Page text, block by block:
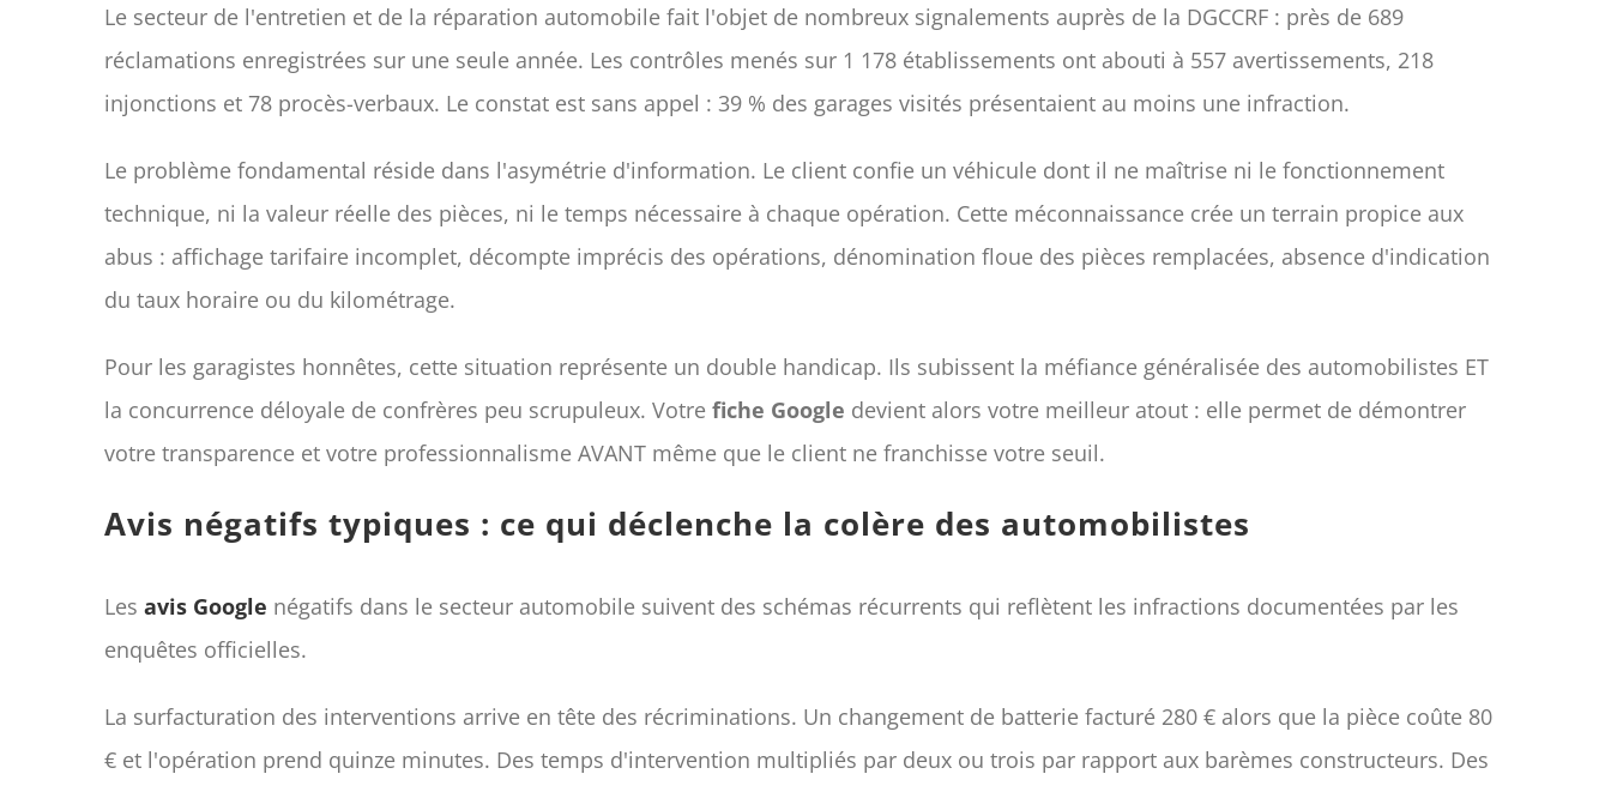
Le secteur de l'entretien et de la réparation automobile fait l'objet de nombreux signalements auprès de la DGCCRF : près de 689
réclamations enregistrées sur une seule année. Les contrôles menés sur 1 178 établissements ont abouti à 557 avertissements, 218
injonctions et 78 procès-verbaux. Le constat est sans appel : 39 % des garages visités présentaient au moins une infraction.
Le problème fondamental réside dans l'asymétrie d'information. Le client confie un véhicule dont il ne maîtrise ni le fonctionnement
technique, ni la valeur réelle des pièces, ni le temps nécessaire à chaque opération. Cette méconnaissance crée un terrain propice aux
abus : affichage tarifaire incomplet, décompte imprécis des opérations, dénomination floue des pièces remplacées, absence d'indication
du taux horaire ou du kilométrage.
Pour les garagistes honnêtes, cette situation représente un double handicap. Ils subissent la méfiance généralisée des automobilistes ET
la concurrence déloyale de confrères peu scrupuleux. Votre fiche Google devient alors votre meilleur atout : elle permet de démontrer
votre transparence et votre professionnalisme AVANT même que le client ne franchisse votre seuil.
Avis négatifs typiques : ce qui déclenche la colère des automobilistes
Les avis Google négatifs dans le secteur automobile suivent des schémas récurrents qui reflètent les infractions documentées par les
enquêtes officielles.
La surfacturation des interventions arrive en tête des récriminations. Un changement de batterie facturé 280 € alors que la pièce coûte 80
€ et l'opération prend quinze minutes. Des temps d'intervention multipliés par deux ou trois par rapport aux barèmes constructeurs. Des